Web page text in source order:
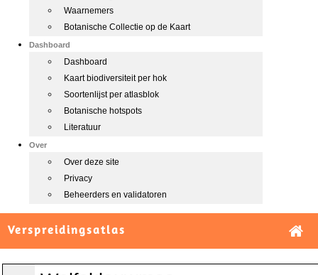
Waarnemers
Botanische Collectie op de Kaart
Dashboard
Dashboard
Kaart biodiversiteit per hok
Soortenlijst per atlasblok
Botanische hotspots
Literatuur
Over
Over deze site
Privacy
Beheerders en validatoren
Verspreidingsatlas